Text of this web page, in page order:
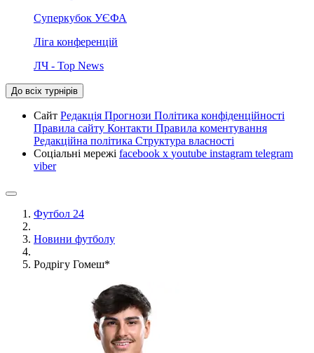
Суперкубок УЄФА
Ліга конференцій
ЛЧ - Top News
До всіх турнірів
Сайт Редакція Прогнози Політика конфіденційності
Правила сайту Контакти Правила коментування
Редакційна політика Структура власності
Соціальні мережі facebook x youtube instagram telegram
viber
Футбол 24
Новини футболу
Родрігу Гомеш*